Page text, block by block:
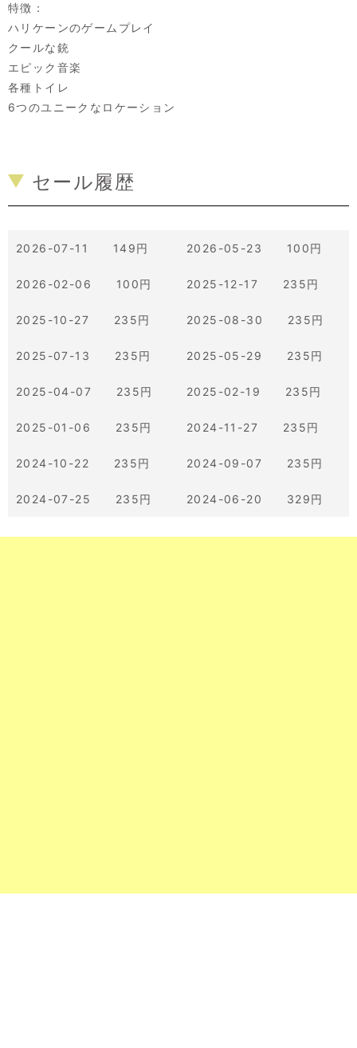
特徴：
ハリケーンのゲームプレイ
クールな銃
エピック音楽
各種トイレ
6つのユニークなロケーション
セール履歴
2026-07-11 149円 2026-05-23 100円
2026-02-06 100円 2025-12-17 235円
2025-10-27 235円 2025-08-30 235円
2025-07-13 235円 2025-05-29 235円
2025-04-07 235円 2025-02-19 235円
2025-01-06 235円 2024-11-27 235円
2024-10-22 235円 2024-09-07 235円
2024-07-25 235円 2024-06-20 329円